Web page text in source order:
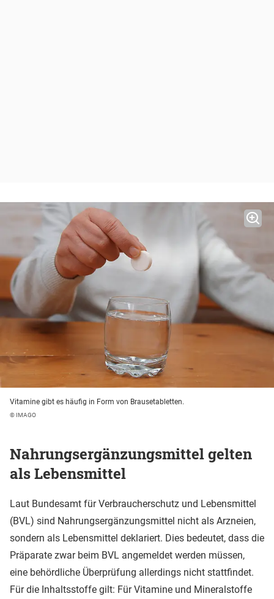
Vitamine gibt es häufig in Form von Brausetabletten.
© IMAGO
Nahrungsergänzungsmittel gelten
als Lebensmittel
Laut Bundesamt für Verbraucherschutz und Lebensmittel
(BVL) sind Nahrungsergänzungsmittel nicht als Arzneien,
sondern als Lebensmittel deklariert. Dies bedeutet, dass die
Präparate zwar beim BVL angemeldet werden müssen,
eine behördliche Überprüfung allerdings nicht stattfindet.
Für die Inhaltsstoffe gilt: Für Vitamine und Mineralstoffe